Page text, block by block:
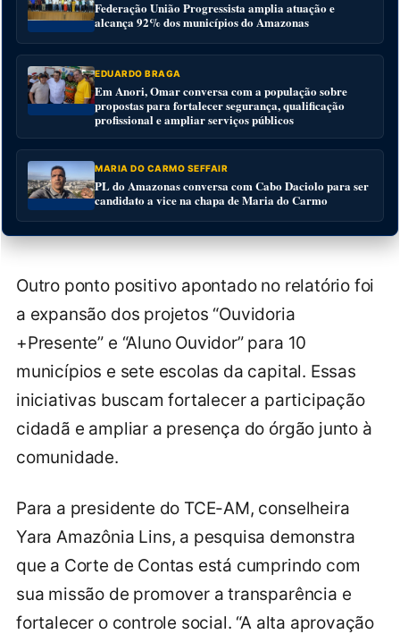
Federação União Progressista amplia atuação e
alcança 92% dos municípios do Amazonas
EDUARDO BRAGA
Em Anori, Omar conversa com a população sobre
propostas para fortalecer segurança, qualificação
profissional e ampliar serviços públicos
MARIA DO CARMO SEFFAIR
PL do Amazonas conversa com Cabo Daciolo para ser
candidato a vice na chapa de Maria do Carmo
Outro ponto positivo apontado no relatório foi
a expansão dos projetos “Ouvidoria
+Presente” e “Aluno Ouvidor” para 10
municípios e sete escolas da capital. Essas
iniciativas buscam fortalecer a participação
cidadã e ampliar a presença do órgão junto à
comunidade.
Para a presidente do TCE-AM, conselheira
Yara Amazônia Lins, a pesquisa demonstra
que a Corte de Contas está cumprindo com
sua missão de promover a transparência e
fortalecer o controle social. “A alta aprovação